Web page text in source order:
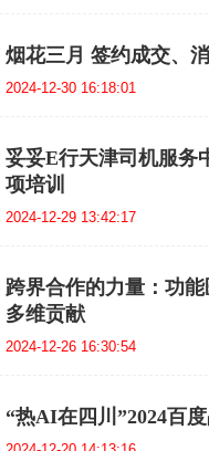
烟花三月 签约成交、
2024-12-30 16:18:01
妥妥E行天津司机服务
项培训
2024-12-29 13:42:17
跨界合作的力量：功
多维贡献
2024-12-26 16:30:54
​“热AI在四川”2024百